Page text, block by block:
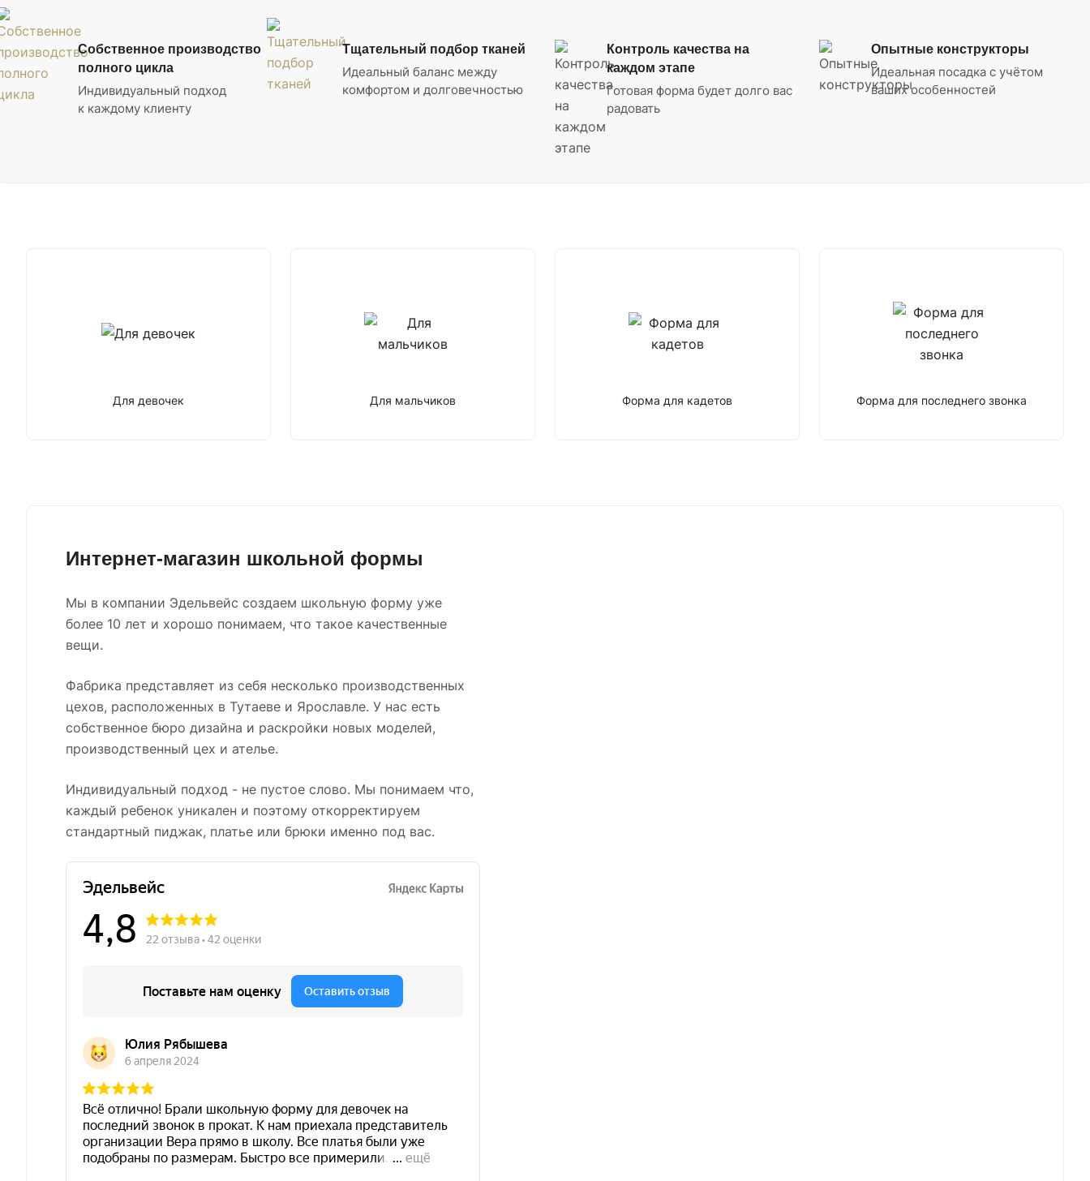
Собственное производство
полного цикла
Индивидуальный подход
к каждому клиенту
Тщательный подбор тканей
Идеальный баланс между
комфортом и долговечностью
Контроль качества на
каждом этапе
Готовая форма будет долго вас
радовать
Опытные конструкторы
Идеальная посадка с учётом
ваших особенностей
Для девочек Для мальчиков Форма для кадетов Форма для последнего звонка
Интернет-магазин школьной формы
Мы в компании Эдельвейс создаем школьную форму уже
более 10 лет и хорошо понимаем, что такое качественные
вещи.
Фабрика представляет из себя несколько производственных
цехов, расположенных в Тутаеве и Ярославле. У нас есть
собственное бюро дизайна и раскройки новых моделей,
производственный цех и ателье.
Индивидуальный подход - не пустое слово. Мы понимаем что,
каждый ребенок уникален и поэтому откорректируем
стандартный пиджак, платье или брюки именно под вас.